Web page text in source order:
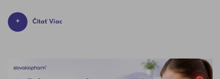
Čítať Viac